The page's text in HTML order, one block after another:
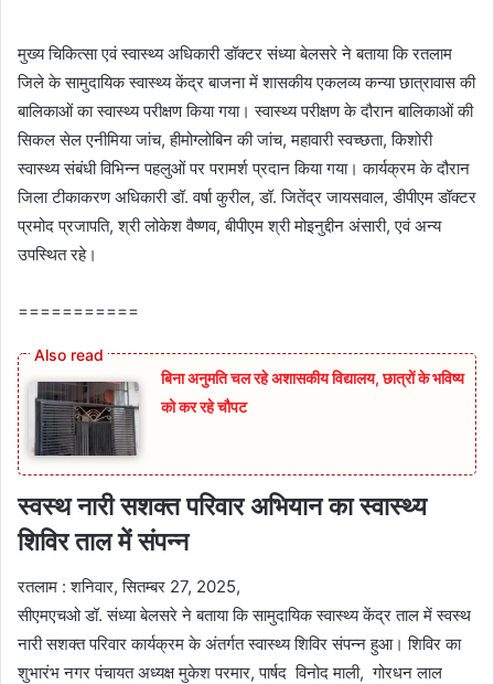
मुख्य चिकित्सा एवं स्वास्थ्य अधिकारी डॉक्टर संध्या बेलसरे ने बताया कि रतलाम
जिले के सामुदायिक स्वास्थ्य केंद्र बाजना में शासकीय एकलव्य कन्या छात्रावास की
बालिकाओं का स्वास्थ्य परीक्षण किया गया। स्वास्थ्य परीक्षण के दौरान बालिकाओं की
सिकल सेल एनीमिया जांच, हीमोग्लोबिन की जांच, महावारी स्वच्छता, किशोरी
स्वास्थ्य संबंधी विभिन्न पहलुओं पर परामर्श प्रदान किया गया। कार्यक्रम के दौरान
जिला टीकाकरण अधिकारी डॉ. वर्षा कुरील, डॉ. जितेंद्र जायसवाल, डीपीएम डॉक्टर
प्रमोद प्रजापति, श्री लोकेश वैष्णव, बीपीएम श्री मोइनुद्दीन अंसारी, एवं अन्य
उपस्थित रहे।
===========
बिना अनुमति चल रहे अशासकीय विद्यालय, छात्रों के भविष्य
को कर रहे चौपट
स्वस्थ नारी सशक्त परिवार अभियान का स्वास्थ्य
शिविर ताल में संपन्न
रतलाम : शनिवार, सितम्बर 27, 2025,
सीएमएचओ डॉ. संध्या बेलसरे ने बताया कि सामुदायिक स्वास्थ्य केंद्र ताल में स्वस्थ
नारी सशक्त परिवार कार्यक्रम के अंतर्गत स्वास्थ्य शिविर संपन्न हुआ। शिविर का
शुभारंभ नगर पंचायत अध्यक्ष मुकेश परमार, पार्षद विनोद माली, गोरधन लाल